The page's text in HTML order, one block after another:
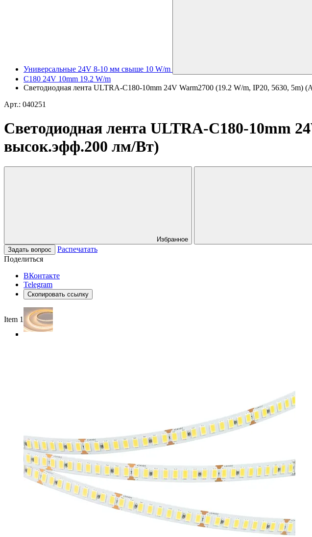
Универсальные 24V 8-10 мм свыше 10 W/m
C180 24V 10mm 19.2 W/m
Светодиодная лента ULTRA-C180-10mm 24V Warm2700 (19.2 W/m, IP20, 5630, 5m)
Арт.: 040251
Светодиодная лента ULTRA-C180-10mm
высок.эфф.200 лм/Вт)
Избранное
Задать вопрос
Распечатать
Поделиться
ВКонтакте
Telegram
Скопировать ссылку
Item 1 of 5